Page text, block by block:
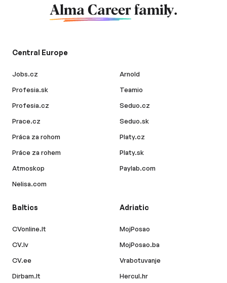
Alma Career family.
Central Europe
Jobs.cz
Profesia.sk
Profesia.cz
Prace.cz
Práca za rohom
Práce za rohem
Atmoskop
Nelisa.com
Arnold
Teamio
Seduo.cz
Seduo.sk
Platy.cz
Platy.sk
Paylab.com
Baltics
CVonline.lt
CV.lv
CV.ee
Dirbam.lt
Adriatic
MojPosao
MojPosao.ba
Vrabotuvanje
Hercul.hr